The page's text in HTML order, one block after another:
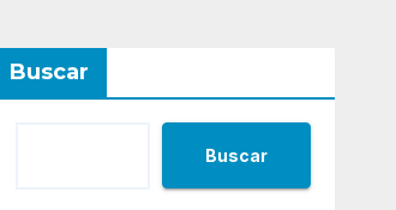
Buscar
Buscar